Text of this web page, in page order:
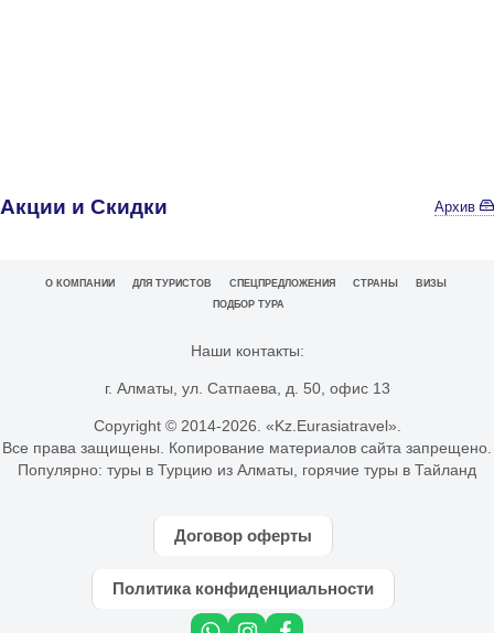
Акции и Скидки Архив
О КОМПАНИИ ДЛЯ ТУРИСТОВ СПЕЦПРЕДЛОЖЕНИЯ СТРАНЫ
ВИЗЫ
ПОДБОР ТУРА
Наши контакты:
г. Алматы, ул. Сатпаева, д. 50, офис 13
Copyright © 2014-2026. «Kz.Eurasiatravel».
Все права защищены. Копирование материалов сайта запрещено.
Популярно: туры в Турцию из Алматы горячие туры в Тайланд
Договор оферты
Политика конфиденциальности